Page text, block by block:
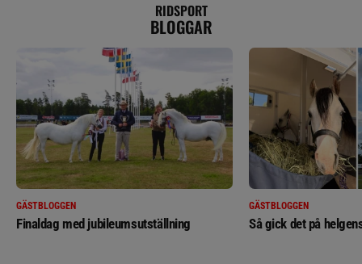
RIDSPORT
BLOGGAR
GÄSTBLOGGEN
Finaldag med jubileumsutställning
GÄSTBLOGGEN
Så gick det på